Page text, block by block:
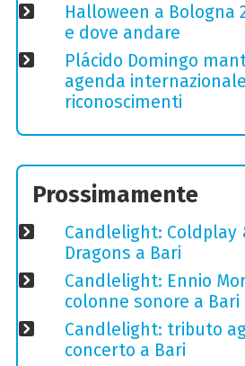
Halloween a Bologna
e dove andare
Plácido Domingo
agenda
riconoscimenti
Prossimamente
Candlelight: Coldplay
Dragons a Bari
Candlelight: Ennio
colonne sonore a Bari
Candlelight: tributo
concerto a Bari